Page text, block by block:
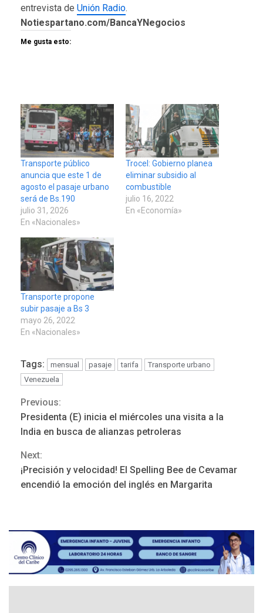
entrevista de Unión Radio.
Notiespartano.com/BancaYNegocios
Me gusta esto:
Transporte público
anuncia que este 1 de
agosto el pasaje urbano
será de Bs.190
julio 31, 2026
En «Nacionales»
Trocel: Gobierno planea
eliminar subsidio al
combustible
julio 16, 2022
En «Economía»
Transporte propone
subir pasaje a Bs 3
mayo 26, 2022
En «Nacionales»
Tags: mensual pasaje tarifa
Transporte urbano
Venezuela
Continue
Reading
Previous:
Presidenta (E) inicia el miércoles una visita a la
India en busca de alianzas petroleras
Next:
¡Precisión y velocidad! El Spelling Bee de Cevamar
encendió la emoción del inglés en Margarita
ÚLTIMA HORA
Hutíes de Yemen dicen que
REGIONALES ÚLTIMA HORA
Instituciones estadales se
suman al Plan Agosto de
Escuelas Abiertas 2026